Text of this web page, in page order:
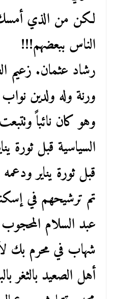
لكن من الذي
الناس ببعضهم!!!
رشاد عثمان. زعيم
ورنة وله ولدين
وهو كان نائباً
السياسية قبل ثورة
قبل ثورة يناير
تم ترشيحهم في
عبد السلام
شهاب في محرم بك
أهل الصعيد بالثغر